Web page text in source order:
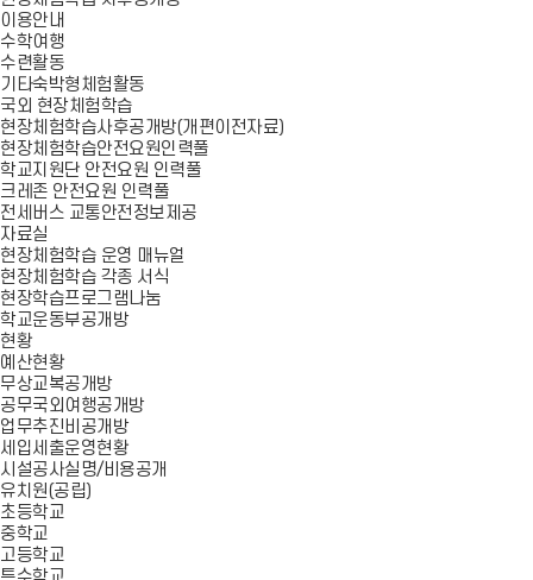
이용안내
수학여행
수련활동
기타숙박형체험활동
국외 현장체험학습
현장체험학습사후공개방(개편이전자료)
현장체험학습안전요원인력풀
학교지원단 안전요원 인력풀
크레존 안전요원 인력풀
전세버스 교통안전정보제공
자료실
현장체험학습 운영 매뉴얼
현장체험학습 각종 서식
현장학습프로그램나눔
학교운동부공개방
현황
예산현황
무상교복공개방
공무국외여행공개방
업무추진비공개방
세입세출운영현황
시설공사실명/비용공개
유치원(공립)
초등학교
중학교
고등학교